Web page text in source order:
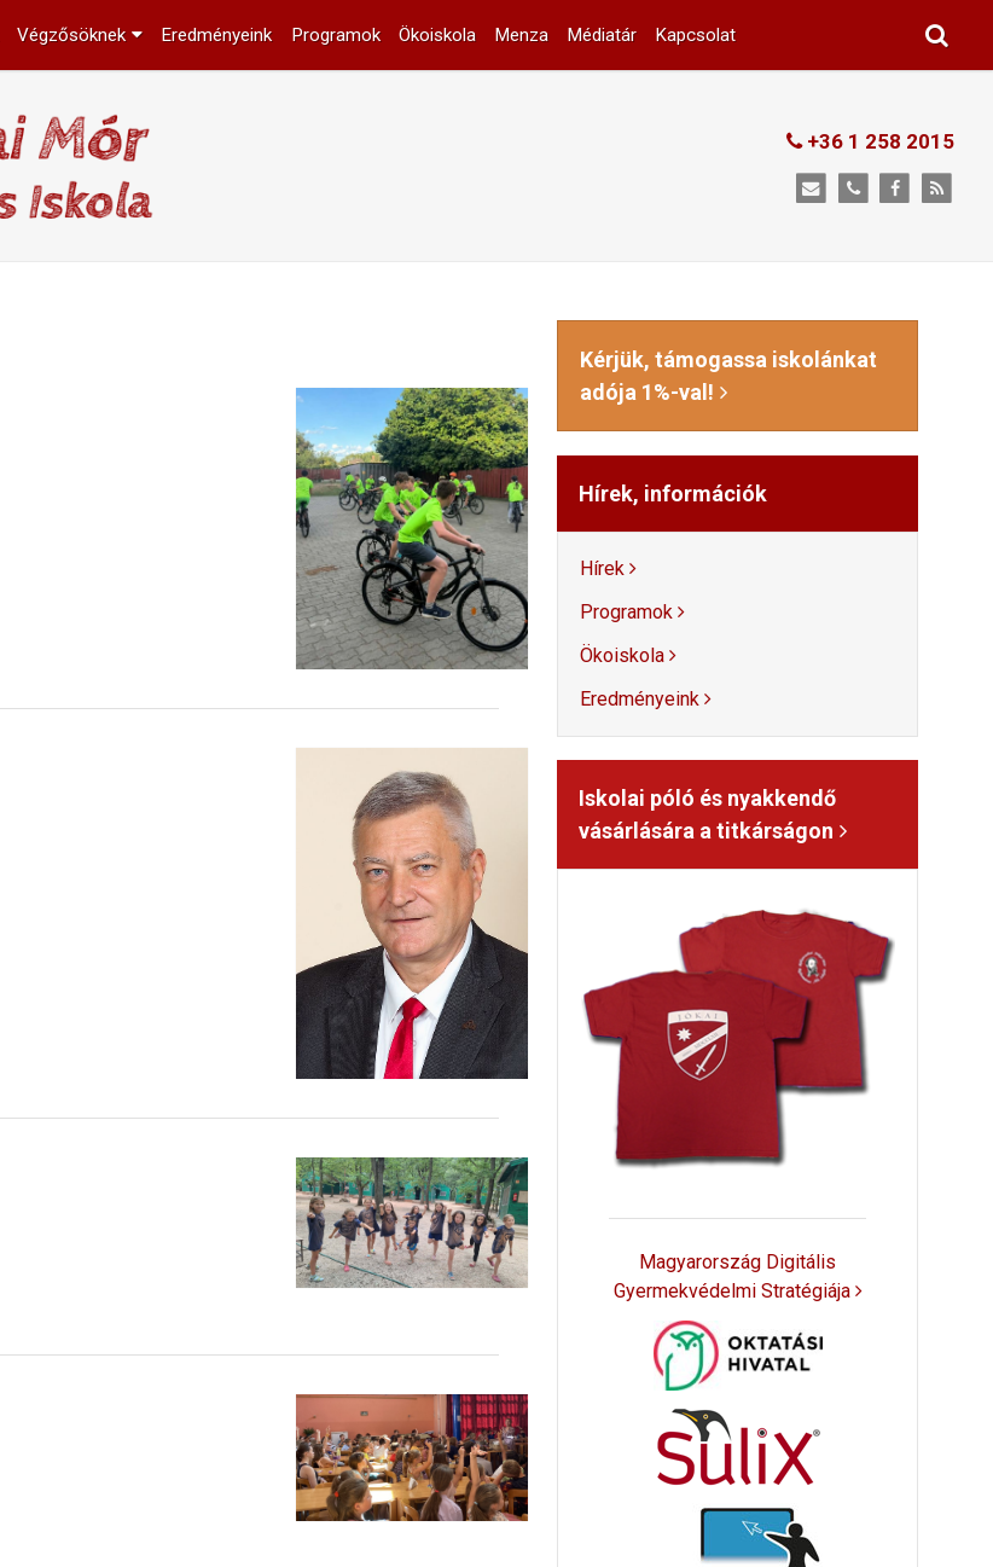
Végzősöknek Eredményeink Programok Ökoiskola Menza Médiatár Kapcsolat
+36 1 258 2015
Kérjük, támogassa iskolánkat
adója 1%-val!
Hírek, információk
Hírek
Programok
Ökoiskola
Eredményeink
Iskolai póló és nyakkendő
vásárlására a titkárságon
Magyarország Digitális
Gyermekvédelmi Stratégiája